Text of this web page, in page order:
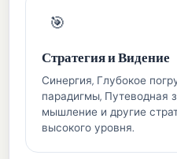
🎯
Стратегия и Видение
Синергия, Глубокое
парадигмы, Путеводная
мышление и другие
высокого уровня.